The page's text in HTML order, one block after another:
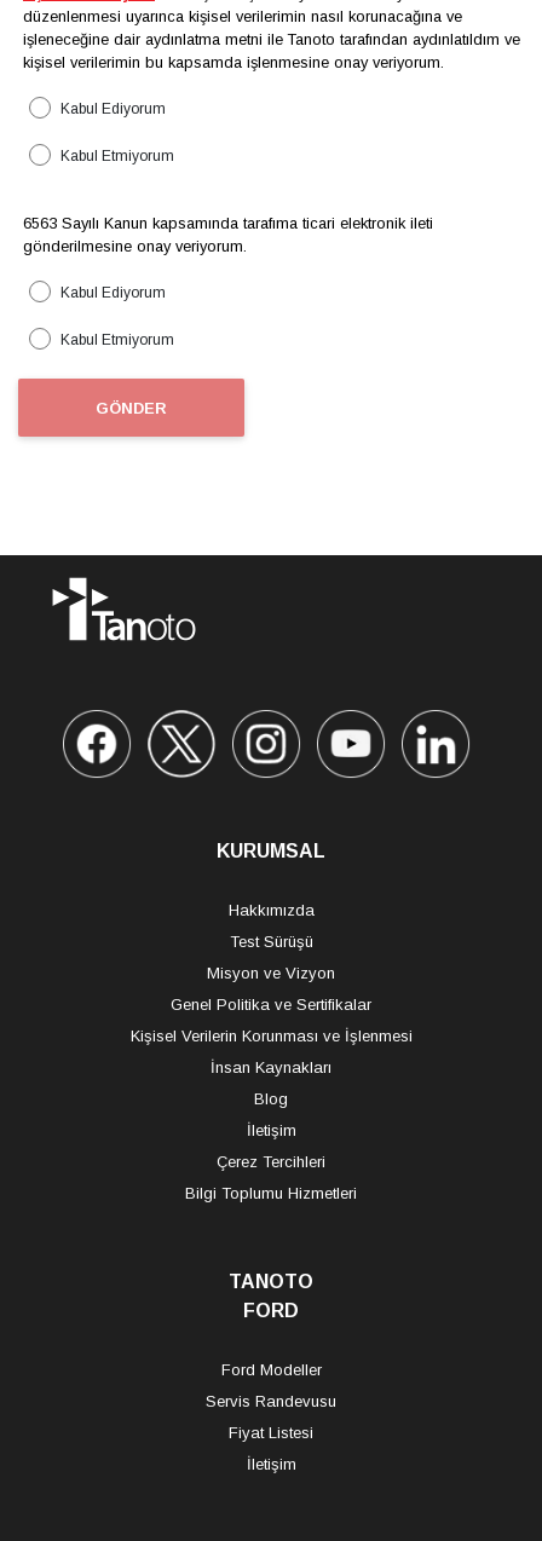
düzenlenmesi uyarınca kişisel verilerimin nasıl korunacağına ve
işleneceğine dair aydınlatma metni ile Tanoto tarafından aydınlatıldım ve
kişisel verilerimin bu kapsamda işlenmesine onay veriyorum.
Kabul Ediyorum
Kabul Etmiyorum
6563 Sayılı Kanun kapsamında tarafıma ticari elektronik ileti
gönderilmesine onay veriyorum.
Kabul Ediyorum
Kabul Etmiyorum
GÖNDER
KURUMSAL
Hakkımızda
Test Sürüşü
Misyon ve Vizyon
Genel Politika ve Sertifikalar
Kişisel Verilerin Korunması ve İşlenmesi
İnsan Kaynakları
Blog
İletişim
Çerez Tercihleri
Bilgi Toplumu Hizmetleri
TANOTO
FORD
Ford Modeller
Servis Randevusu
Fiyat Listesi
İletişim